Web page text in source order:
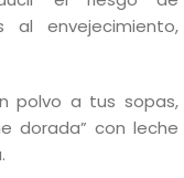
al envejecimiento,
polvo a tus sopas,
dorada” con leche